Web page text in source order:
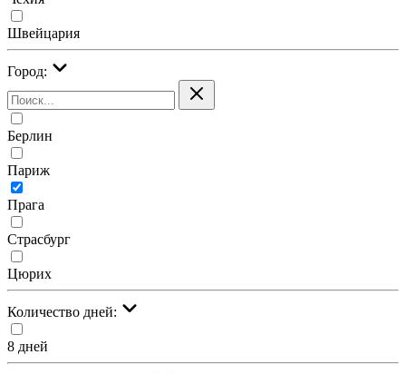
Швейцария
Город:
Берлин
Париж
Прага
Страсбург
Цюрих
Количество дней:
8 дней